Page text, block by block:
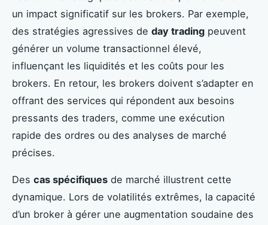
un impact significatif sur les brokers. Par exemple,
des stratégies agressives de day trading peuvent
générer un volume transactionnel élevé,
influençant les liquidités et les coûts pour les
brokers. En retour, les brokers doivent s’adapter en
offrant des services qui répondent aux besoins
pressants des traders, comme une exécution
rapide des ordres ou des analyses de marché
précises.
Des cas spécifiques de marché illustrent cette
dynamique. Lors de volatilités extrêmes, la capacité
d’un broker à gérer une augmentation soudaine des